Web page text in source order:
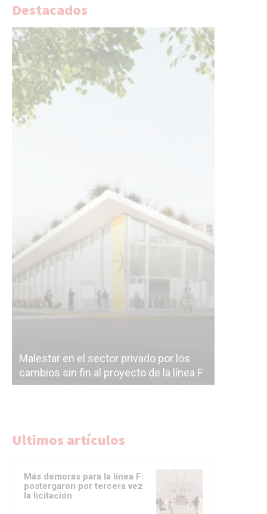
Destacados
Malestar en el sector privado por los
cambios sin fin al proyecto de la línea F
Ultimos artículos
Más demoras para la línea F:
postergaron por tercera vez
la licitación